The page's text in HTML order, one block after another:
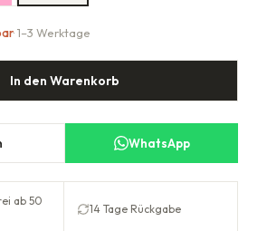
· 1–3 Werktage
In den Warenkorb
WhatsApp
ab 50
14 Tage Rückgabe